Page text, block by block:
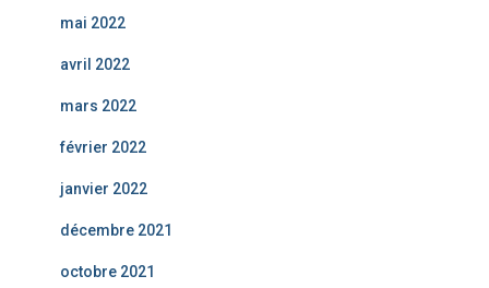
mai 2022
avril 2022
mars 2022
février 2022
janvier 2022
décembre 2021
octobre 2021